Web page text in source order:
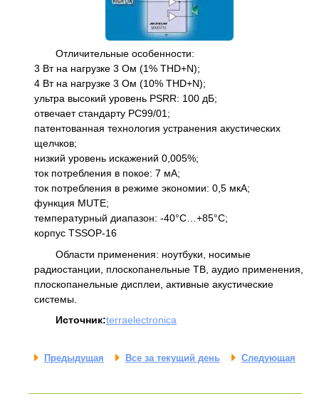
Отличительные особенности:
3 Вт на нагрузке 3 Ом (1% THD+N);
4 Вт на нагрузке 3 Ом (10% THD+N);
ультра высокий уровень PSRR: 100 дБ;
отвечает стандарту PC99/01;
патентованная технология устранения акустических
щелчков;
низкий уровень искажений 0,005%;
ток потребления в покое: 7 мА;
ток потребления в режиме экономии: 0,5 мкА;
функция MUTE;
температурный диапазон: -40°C…+85°C;
корпус TSSOP-16
Области применения: ноутбуки, носимые
радиостанции, плоскопанельные ТВ, аудио применения,
плоскопанельные дисплеи, активные акустические
системы.
Источник:terraelectronica
Предыдущая Все за текущий день Следующая